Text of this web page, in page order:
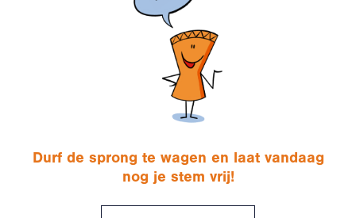
Durf de sprong te wagen en laat vandaag
nog je stem vrij!